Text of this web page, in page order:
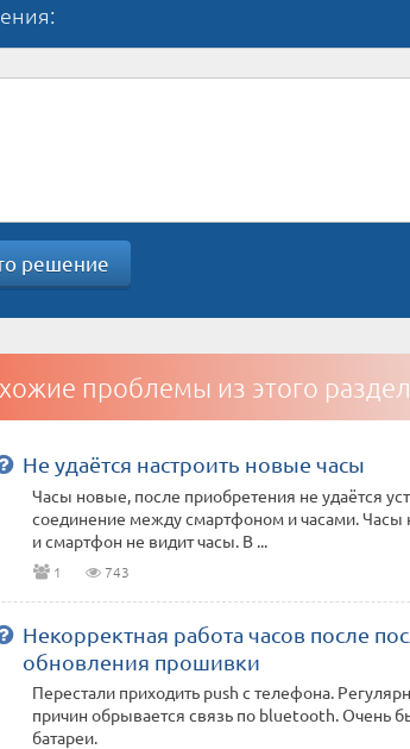
решение
проблемы из этого
Не удаётся настроить новые часы
Часы новые, после приобретения не удаётся
соединение между смартфоном и часами. Часы
и смартфон не видит часы. В ...
1 743
Некорректная работа часов после
обновления прошивки
Перестали приходить push с телефона.
причин обрывается связь по bluetooth. Очень
батареи.